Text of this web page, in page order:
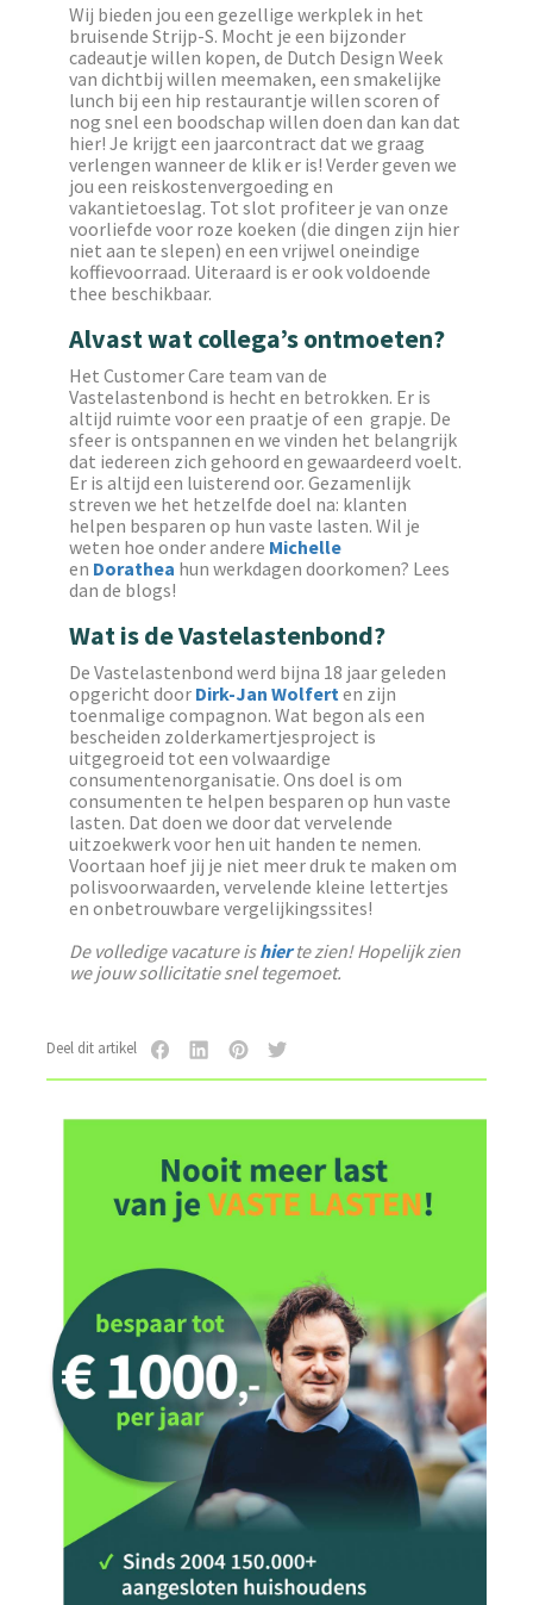
Wij bieden jou een gezellige werkplek in het
bruisende Strijp-S. Mocht je een bijzonder
cadeautje willen kopen, de Dutch Design Week
van dichtbij willen meemaken, een smakelijke
lunch bij een hip restaurantje willen scoren of
nog snel een boodschap willen doen dan kan dat
hier! Je krijgt een jaarcontract dat we graag
verlengen wanneer de klik er is! Verder geven we
jou een reiskostenvergoeding en
vakantietoeslag. Tot slot profiteer je van onze
voorliefde voor roze koeken (die dingen zijn hier
niet aan te slepen) en een vrijwel oneindige
koffievoorraad. Uiteraard is er ook voldoende
thee beschikbaar.
Alvast wat collega’s ontmoeten?
Het Customer Care team van de
Vastelastenbond is hecht en betrokken. Er is
altijd ruimte voor een praatje of een grapje. De
sfeer is ontspannen en we vinden het belangrijk
dat iedereen zich gehoord en gewaardeerd voelt.
Er is altijd een luisterend oor. Gezamenlijk
streven we het hetzelfde doel na: klanten
helpen besparen op hun vaste lasten. Wil je
weten hoe onder andere Michelle
en Dorathea hun werkdagen doorkomen? Lees
dan de blogs!
Wat is de Vastelastenbond?
De Vastelastenbond werd bijna 18 jaar geleden
opgericht door Dirk-Jan Wolfert en zijn
toenmalige compagnon. Wat begon als een
bescheiden zolderkamertjesproject is
uitgegroeid tot een volwaardige
consumentenorganisatie. Ons doel is om
consumenten te helpen besparen op hun vaste
lasten. Dat doen we door dat vervelende
uitzoekwerk voor hen uit handen te nemen.
Voortaan hoef jij je niet meer druk te maken om
polisvoorwaarden, vervelende kleine lettertjes
en onbetrouwbare vergelijkingssites!
De volledige vacature ishierte zien! Hopelijk zien
we jouw sollicitatie snel tegemoet.
Deel dit artikel